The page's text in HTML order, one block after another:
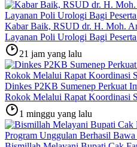
Kabar Baik, RSUD dr. H. Moh.
Layanan Poli Urologi Bagi
21 jam yang lalu
Dinkes P2KB Sumenep Perkuat
Rokok Melalui Rapat Koordinasi
1 minggu yang lalu